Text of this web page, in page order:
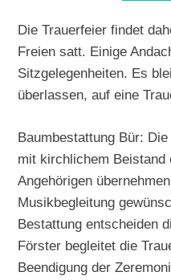
Die Trauerfeier findet
Freien satt. Einige
Sitzgelegenheiten. Es
überlassen, auf eine
Baumbestattung Bür:
mit kirchlichem Beistand
Angehörigen
Musikbegleitung
Bestattung entscheiden
Förster begleitet die
Beendigung der